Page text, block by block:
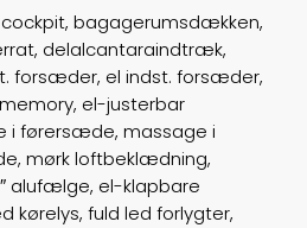
Rødmetal
bagagerumsdækken,
delalcantaraindtræk,
forsæder, el indst. forsæder,
el-justerbar
førersæde, massage i
mørk loftbeklædning,
alufælge, el-klapbare
kørelys, fuld led forlygter,